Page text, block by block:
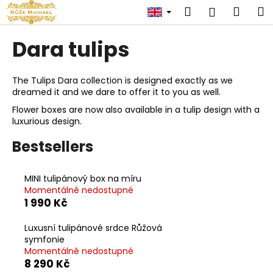
Skip
to
content
Search
Login
Dara tulips
The Tulips Dara collection is designed exactly as we
dreamed it and we dare to offer it to you as well.
Flower boxes are now also available in a tulip design with a
luxurious design.
Bestsellers
MINI tulipánový box na míru
Momentálně nedostupné
1 990 Kč
Luxusní tulipánové srdce Růžová
symfonie
Momentálně nedostupné
8 290 Kč
C
a
h
a
t
a
r